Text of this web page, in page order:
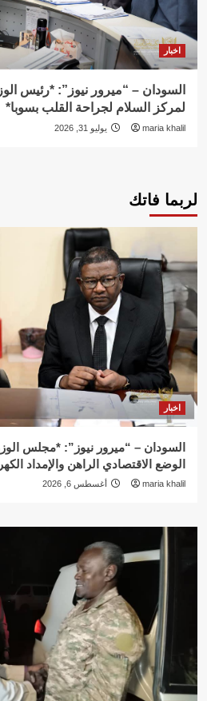
اخبار
السودان – “ميرور نيوز”: *رئيس
لمركز السلام لجراحة القلب بسوبا*
maria khalil يوليو 31, 2026
لربما فاتك
اخبار
السودان – “ميرور نيوز”: *مجلس
الوضع الاقتصادي الراهن والإمداد
maria khalil أغسطس 6, 2026